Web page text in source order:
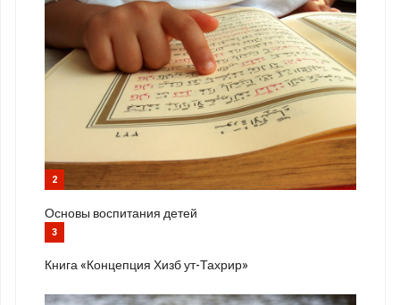
2
Основы воспитания детей
3
Книга «Концепция Хизб ут-Тахрир»